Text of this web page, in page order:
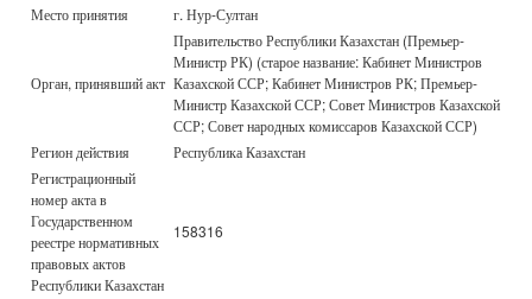
Место принятия
г. Нур-Султан
Орган, принявший акт
Правительство Республики Казахстан (Премьер-
Министр РК) (старое название: Кабинет Министров
Казахской ССР; Кабинет Министров РК; Премьер-
Министр Казахской ССР; Совет Министров Казахской
ССР; Совет народных комиссаров Казахской ССР)
Регион действия
Республика Казахстан
Регистрационный
номер акта в
Государственном
реестре нормативных
правовых актов
Республики Казахстан
158316